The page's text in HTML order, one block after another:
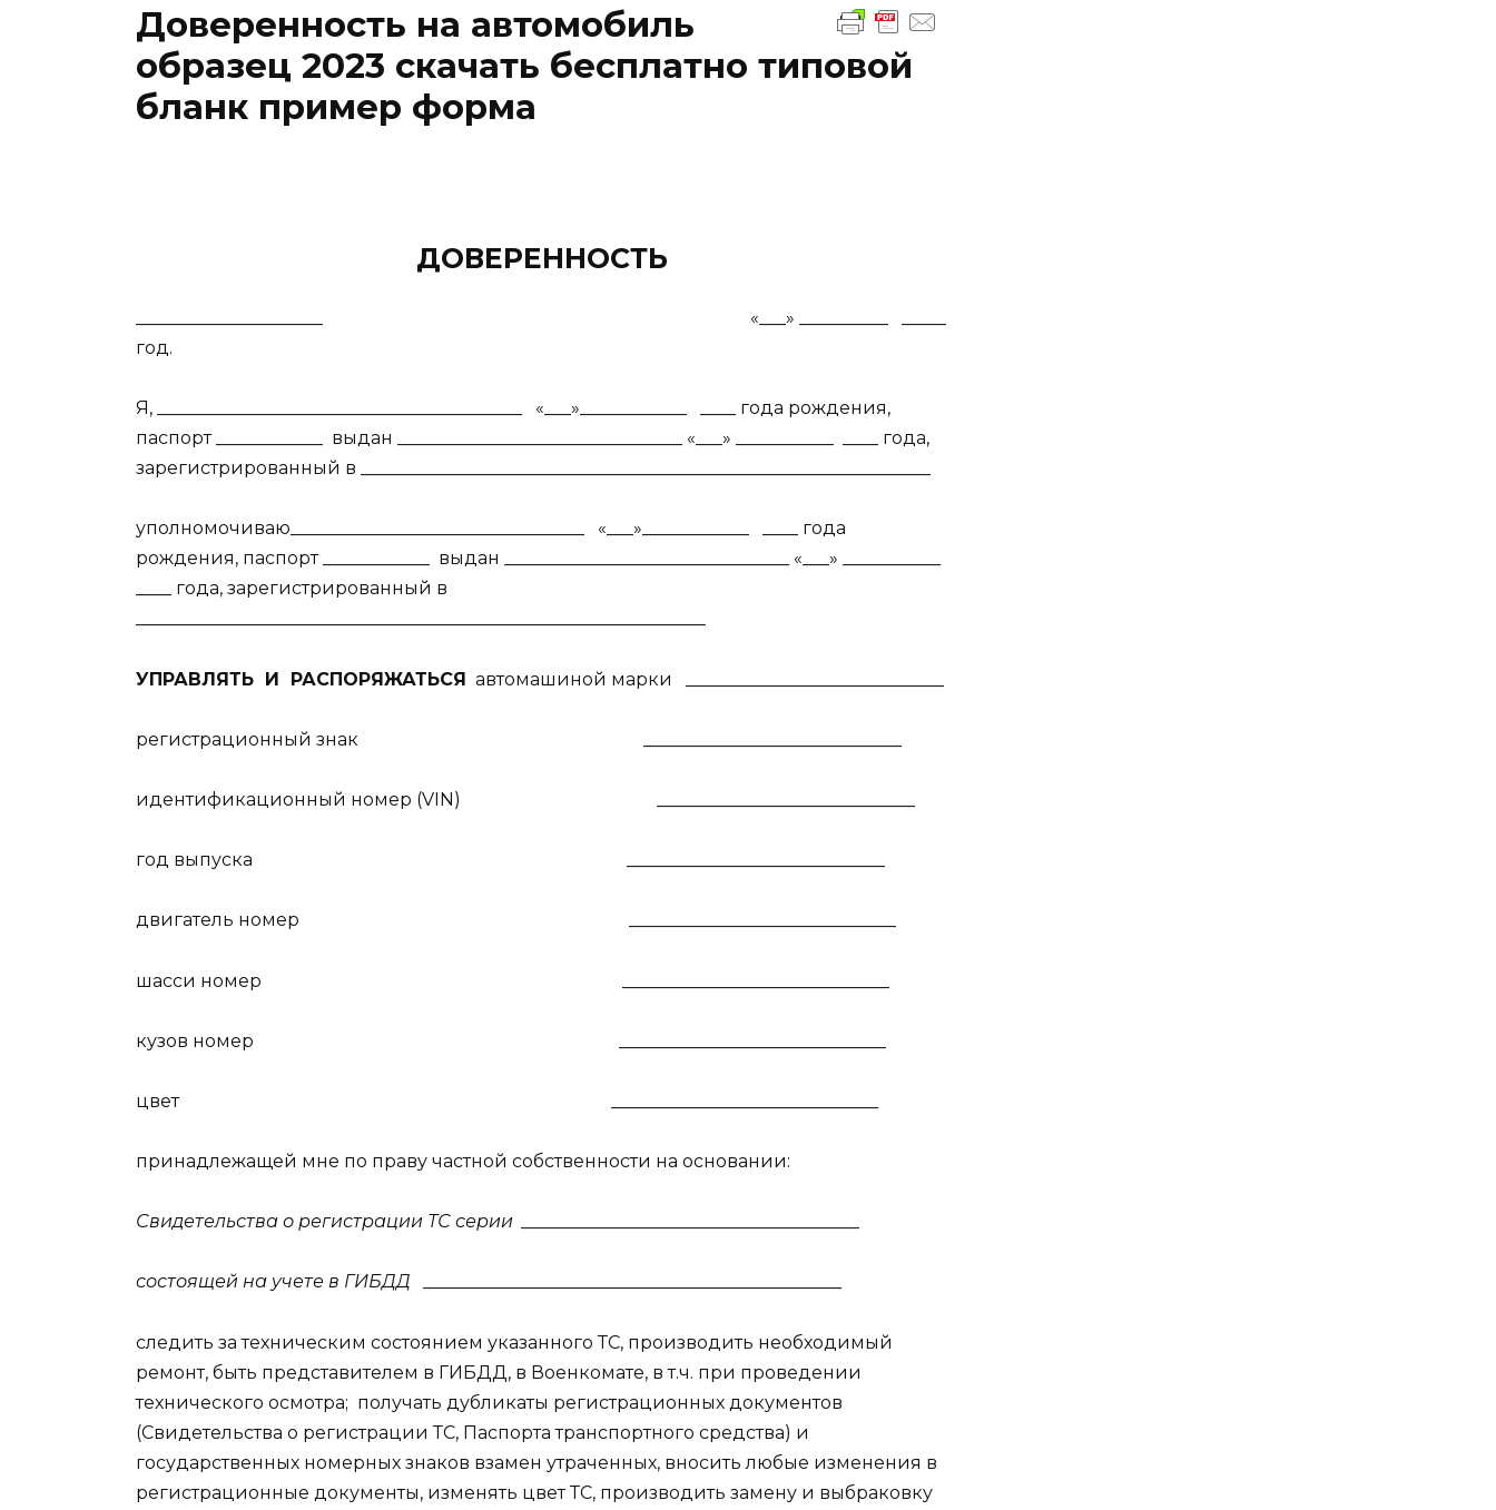
Доверенность на автомобиль
образец 2023 скачать бесплатно типовой
бланк пример форма
ДОВЕРЕННОСТЬ
«___» __________
год.
Я, _________________________________________ «___»____________
____ года рождения,
паспорт ____________
выдан ________________________________ «___» ___________
____ года,
зарегистрированный в ________________________________________________________________
уполномочиваю_________________________________ «___»____________
____ года
рождения, паспорт ____________
выдан ________________________________ «___» ___________
____ года, зарегистрированный в
УПРАВЛЯТЬ И РАСПОРЯЖАТЬСЯ автомашиной марки
регистрационный знак
идентификационный номер (VIN)
год выпуска
двигатель номер
шасси номер
кузов номер
цвет
принадлежащей мне по праву частной собственности на основании:
Свидетельства о регистрации ТС серии
состоящей на учете в ГИБДД
следить за техническим состоянием указанного ТС, производить необходимый
ремонт, быть представителем в ГИБДД, в Военкомате, в т.ч. при проведении
технического осмотра; получать дубликаты регистрационных документов
(Свидетельства о регистрации ТС, Паспорта транспортного средства) и
государственных номерных знаков взамен утраченных, вносить любые изменения в
регистрационные документы, изменять цвет ТС, производить замену и выбраковку